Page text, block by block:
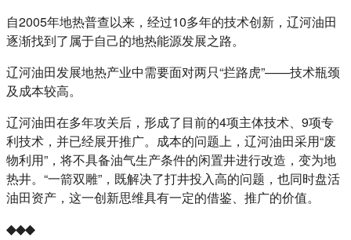
自2005年地热普查以来，经过10多年的技术创新，辽河油田
逐渐找到了属于自己的地热能源发展之路。
辽河油田发展地热产业中需要面对两只“拦路虎”——技术瓶颈
及成本较高。
辽河油田在多年攻关后，形成了目前的4项主体技术、9项专
利技术，并已经展开推广。成本的问题上，辽河油田采用“废
物利用”，将不具备油气生产条件的闲置井进行改造，变为地
热井。“一箭双雕”，既解决了打井投入高的问题，也同时盘活
油田资产，这一创新思维具有一定的借鉴、推广的价值。
◆◆◆